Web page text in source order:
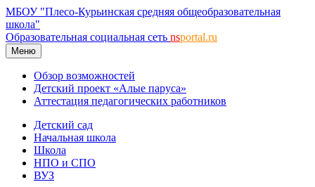
МБОУ "Плесо-Курьинская средняя общеобразовательная
школа"
Образовательная социальная сеть nsportal.ru
Меню
Обзор возможностей
Детский проект «Алые паруса»
Аттестация педагогических работников
Детский сад
Начальная школа
Школа
НПО и СПО
ВУЗ